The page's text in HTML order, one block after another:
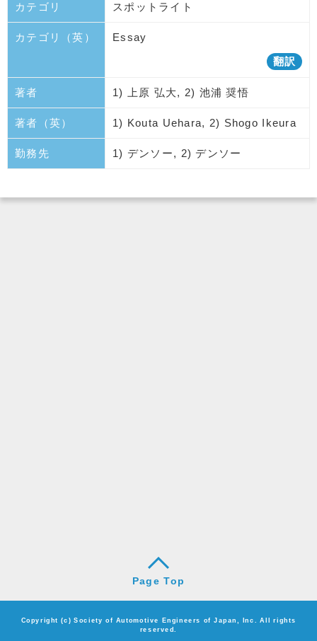
カテゴリ スポットライト
カテゴリ（英）
Essay
翻訳
著者 1) 上原 弘大, 2) 池浦 奨悟
著者（英） 1) Kouta Uehara, 2) Shogo Ikeura
勤務先 1) デンソー, 2) デンソー
Page Top
Copyright (c) Society of Automotive Engineers of Japan, Inc. All rights
reserved.